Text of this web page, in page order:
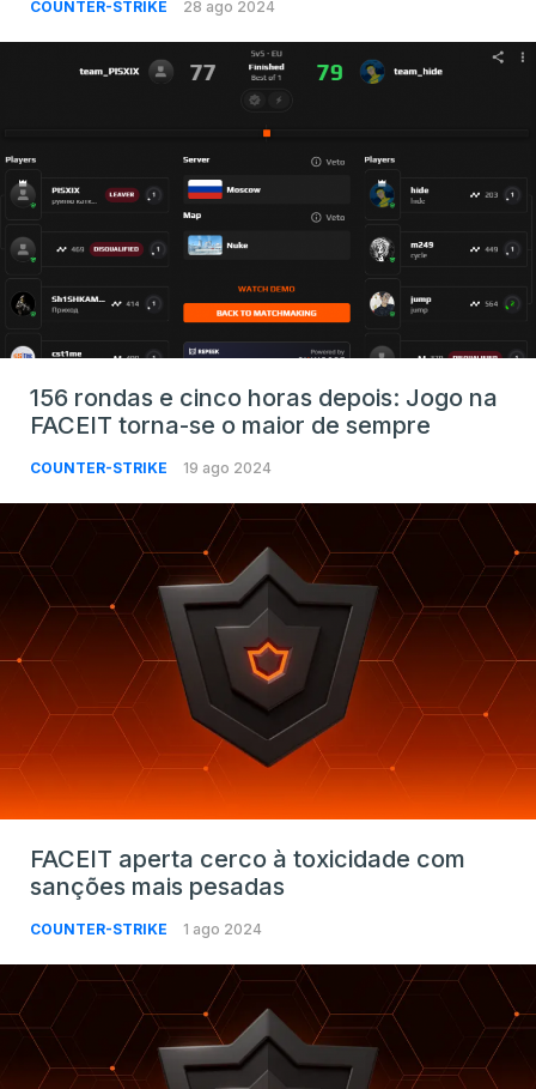
COUNTER-STRIKE 28 ago 2024
156 rondas e cinco horas depois: Jogo na
FACEIT torna-se o maior de sempre
COUNTER-STRIKE 19 ago 2024
FACEIT aperta cerco à toxicidade com
sanções mais pesadas
COUNTER-STRIKE 1 ago 2024